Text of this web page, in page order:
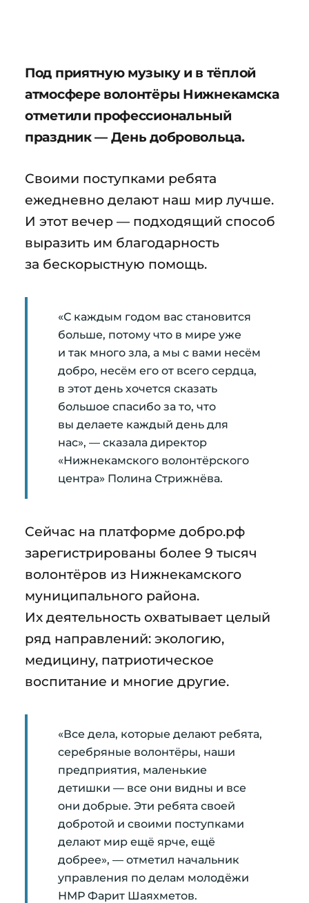
Под приятную музыку и в тёплой
атмосфере волонтёры Нижнекамска
отметили профессиональный
праздник — День добровольца.
Своими поступками ребята
ежедневно делают наш мир лучше.
И этот вечер — подходящий способ
выразить им благодарность
за бескорыстную помощь.
«С каждым годом вас становится
больше, потому что в мире уже
и так много зла, а мы с вами несём
добро, несём его от всего сердца,
в этот день хочется сказать
большое спасибо за то, что
вы делаете каждый день для
нас», — сказала директор
«Нижнекамского волонтёрского
центра» Полина Стрижнёва.
Сейчас на платформе добро.рф
зарегистрированы более 9 тысяч
волонтёров из Нижнекамского
муниципального района.
Их деятельность охватывает целый
ряд направлений: экологию,
медицину, патриотическое
воспитание и многие другие.
«Все дела, которые делают ребята,
серебряные волонтёры, наши
предприятия, маленькие
детишки — все они видны и все
они добрые. Эти ребята своей
добротой и своими поступками
делают мир ещё ярче, ещё
добрее», — отметил начальник
управления по делам молодёжи
НМР Фарит Шаяхметов.